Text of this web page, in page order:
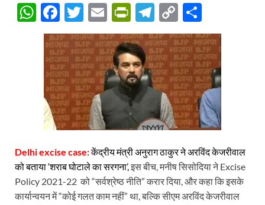
W
h
at
s
A
p
p
F
ac
e
b
o
o
k
T
w
itt
er
E
m
ail
P
ri
nt
Fr
ie
n
dl
y
T
el
e
gr
a
m
C
o
p
y
Li
n
k
h
ar
e
Delhi excise case:केंद्रीय मंत्री अनुराग ठाकुर ने अरविंद केजरीवाल
को बताया ‘शराब घोटाले का सरगना’,इस बीच, मनीष सिसोदिया ने Excise
Policy 2021-22 को “सर्वश्रेष्ठ नीति” करार दिया, और कहा कि इसके
कार्यान्वयन में “कोई गलत काम नहीं” था, बल्कि सीएम अरविंद केजरीवाल